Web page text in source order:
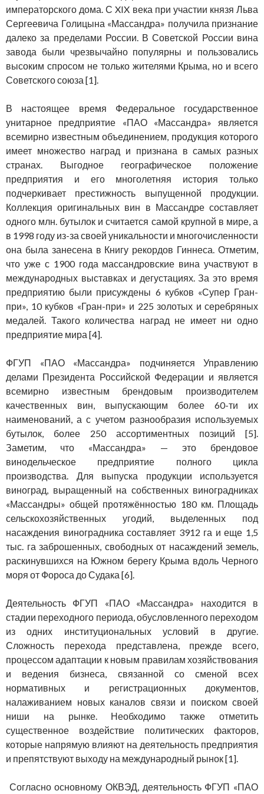
императорского дома. С XIX века при участии князя Льва
Сергеевича Голицына «Массандра» получила признание
далеко за пределами России. В Советской России вина
завода были чрезвычайно популярны и пользовались
высоким спросом не только жителями Крыма, но и всего
Советского союза [1].
В настоящее время Федеральное государственное
унитарное предприятие «ПАО «Массандра» является
всемирно известным объединением, продукция которого
имеет множество наград и признана в самых разных
странах. Выгодное географическое положение
предприятия и его многолетняя история только
подчеркивает престижность выпущенной продукции.
Коллекция оригинальных вин в Массандре составляет
одного млн. бутылок и считается самой крупной в мире, а
в 1998 году из-за своей уникальности и многочисленности
она была занесена в Книгу рекордов Гиннеса. Отметим,
что уже с 1900 года массандровские вина участвуют в
международных выставках и дегустациях. За это время
предприятию были присуждены 6 кубков «Супер Гран-
при», 10 кубков «Гран-при» и 225 золотых и серебряных
медалей. Такого количества наград не имеет ни одно
предприятие мира [4].
ФГУП «ПАО «Массандра» подчиняется Управлению
делами Президента Российской Федерации и является
всемирно известным брендовым производителем
качественных вин, выпускающим более 60-ти их
наименований, а с учетом разнообразия используемых
бутылок, более 250 ассортиментных позиций [5].
Заметим, что «Массандра» — это брендовое
винодельческое предприятие полного цикла
производства. Для выпуска продукции используется
виноград, выращенный на собственных виноградниках
«Массандры» общей протяжённостью 180 км. Площадь
сельскохозяйственных угодий, выделенных под
насаждения виноградника составляет 3912 га и еще 1,5
тыс. га заброшенных, свободных от насаждений земель,
раскинувшихся на Южном берегу Крыма вдоль Черного
моря от Фороса до Судака [6].
Деятельность ФГУП «ПАО «Массандра» находится в
стадии переходного периода, обусловленного переходом
из одних институциональных условий в другие.
Сложность перехода представлена, прежде всего,
процессом адаптации к новым правилам хозяйствования
и ведения бизнеса, связанной со сменой всех
нормативных и регистрационных документов,
налаживанием новых каналов связи и поиском своей
ниши на рынке. Необходимо также отметить
существенное воздействие политических факторов,
которые напрямую влияют на деятельность предприятия
и препятствуют выходу на международный рынок [1].
Согласно основному ОКВЭД, деятельность ФГУП «ПАО